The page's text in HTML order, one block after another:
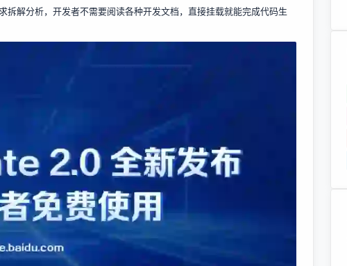
解分析，开发者不需要阅读各种开发文档，直接挂载就能完成代码生